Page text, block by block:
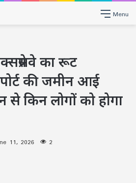
Menu
का रूट
की जमीन आई
से किन लोगों को होगा
11, 2026 2